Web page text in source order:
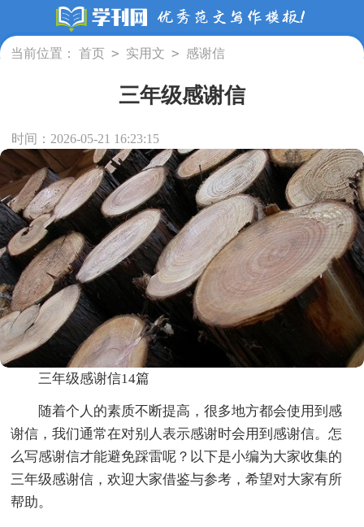
当前位置： 首页 > 实用文 > 感谢信
三年级感谢信
时间：2026-05-21 16:23:15
三年级感谢信14篇
随着个人的素质不断提高，很多地方都会使用到感
谢信，我们通常在对别人表示感谢时会用到感谢信。怎
么写感谢信才能避免踩雷呢？以下是小编为大家收集的
三年级感谢信，欢迎大家借鉴与参考，希望对大家有所
帮助。